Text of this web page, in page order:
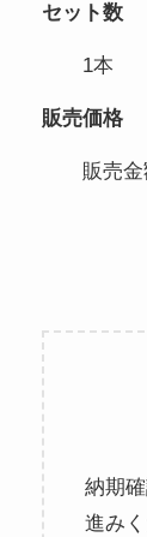
セット数
1本
販売価格
販売
納期
進みく